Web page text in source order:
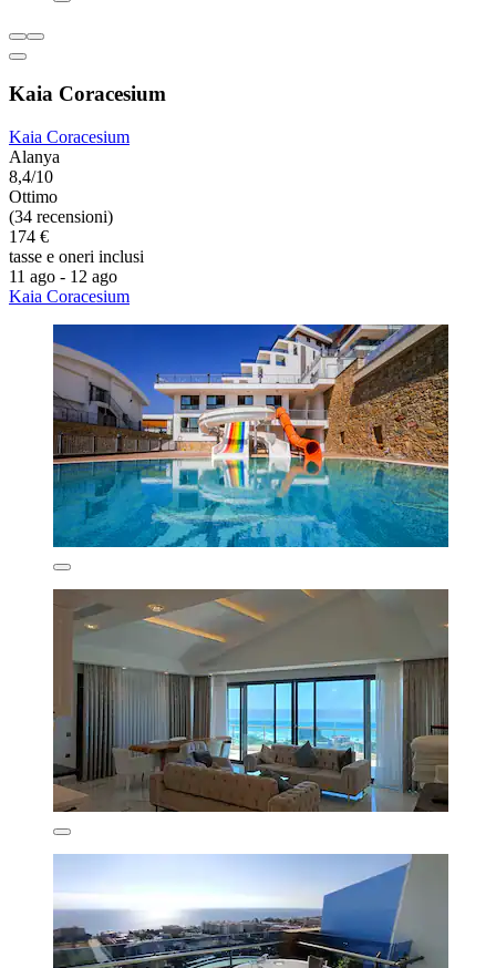
Kaia Coracesium
Kaia Coracesium
Alanya
8,4/10
Ottimo
(34 recensioni)
174 €
tasse e oneri inclusi
11 ago - 12 ago
Kaia Coracesium